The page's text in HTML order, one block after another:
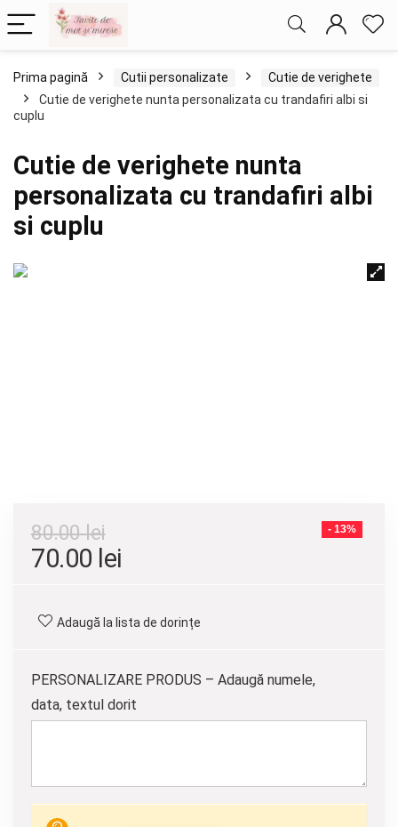
Prima pagină Cutii personalizate
Cutie de verighete
Cutie de verighete nunta personalizata cu trandafiri albi si
cuplu
Cutie de verighete nunta
personalizata cu trandafiri albi
si cuplu
- 13%
80.00lei
Prețul
a
fost:
70.00 lei
70.00 lei.
Adaugă la lista de dorințe
PERSONALIZARE PRODUS – Adaugă numele,
data, textul dorit